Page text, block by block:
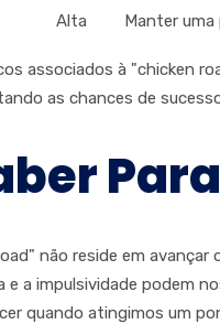
Alta Manter
associados à "chicken
as chances de
não reside em
a impulsividade podem
quando atingimos um